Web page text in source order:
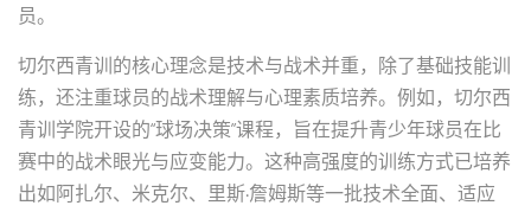
员。
切尔西青训的核心理念是技术与战术并重，除了基础技能训
练，还注重球员的战术理解与心理素质培养。例如，切尔西
青训学院开设的“球场决策”课程，旨在提升青少年球员在比
赛中的战术眼光与应变能力。这种高强度的训练方式已培养
出如阿扎尔、米克尔、里斯·詹姆斯等一批技术全面、适应